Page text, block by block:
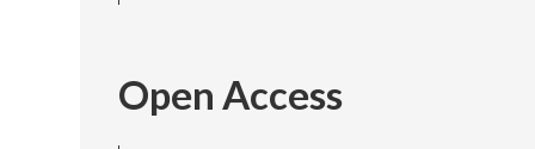
Open Access